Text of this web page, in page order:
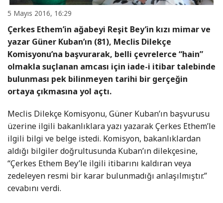
5 Mayıs 2016, 16:29
Çerkes Ethem’in ağabeyi Reşit Bey’in kızı mimar ve
yazar Güner Kuban’ın (81), Meclis Dilekçe
Komisyonu’na başvurarak, belli çevrelerce “hain”
olmakla suçlanan amcası için iade-i itibar talebinde
bulunması pek bilinmeyen tarihi bir gerçeğin
ortaya çıkmasına yol açtı.
Meclis Dilekçe Komisyonu, Güner Kuban’ın başvurusu
üzerine ilgili bakanlıklara yazı yazarak Çerkes Ethem’le
ilgili bilgi ve belge istedi. Komisyon, bakanlıklardan
aldığı bilgiler doğrultusunda Kuban’ın dilekçesine,
“Çerkes Ethem Bey’le ilgili itibarını kaldıran veya
zedeleyen resmi bir karar bulunmadığı anlaşılmıştır.”
cevabını verdi.